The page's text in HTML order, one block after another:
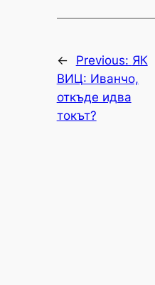
← Previous: ЯК
ВИЦ: Иванчо,
откъде идва
токът?